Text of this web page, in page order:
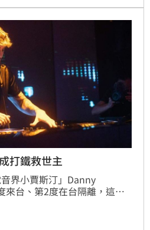
打鐵救世主
界小賈斯汀」Danny
來台、第2度在台隔離，這次
灣的S2O，除了2020年來